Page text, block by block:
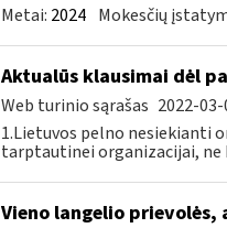
Metai: 2024 Mokesčių
Aktualūs klausimai dėl
Web turinio sąrašas 2022-03-
1.Lietuvos pelno nesiekianti
tarptautinei organizacijai, ne
Vieno langelio prievolės,